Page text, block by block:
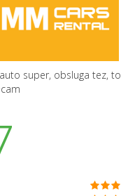
super, obsluga tez,